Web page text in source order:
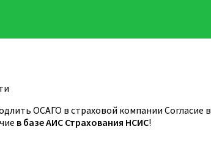
ОСАГО в страховой компании Согласие в
в базе АИС Страхования НСИС!